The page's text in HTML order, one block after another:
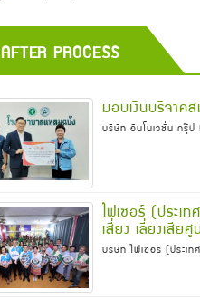
AFTER PROCESS
มอบเงินบริจา
บริษัท อินโนเวชั่น กรุ๊ป
ไฟเซอร์ (ประเ
เสี่ยง เลี่ยงเสี
บริษัท ไฟเซอร์ (ประเ